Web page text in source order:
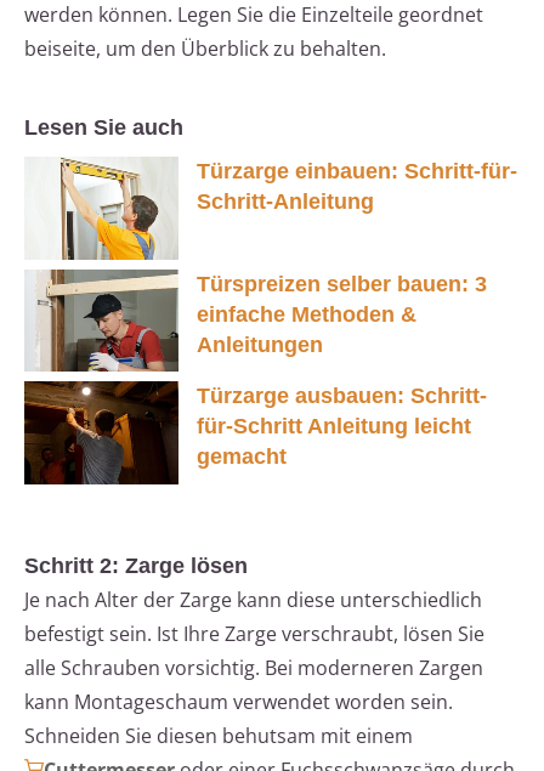
werden können. Legen Sie die Einzelteile geordnet
beiseite, um den Überblick zu behalten.
Lesen Sie auch
Türzarge einbauen: Schritt-für-
Schritt-Anleitung
Türspreizen selber bauen: 3
einfache Methoden &
Anleitungen
Türzarge ausbauen: Schritt-
für-Schritt Anleitung leicht
gemacht
Schritt 2: Zarge lösen
Je nach Alter der Zarge kann diese unterschiedlich
befestigt sein. Ist Ihre Zarge verschraubt, lösen Sie
alle Schrauben vorsichtig. Bei moderneren Zargen
kann Montageschaum verwendet worden sein.
Schneiden Sie diesen behutsam mit einem